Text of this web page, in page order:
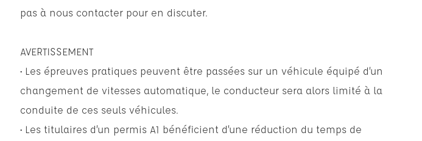
pas à nous contacter pour en discuter.
AVERTISSEMENT
• Les épreuves pratiques peuvent être passées sur un véhicule équipé d’un
changement de vitesses automatique, le conducteur sera alors limité à la
conduite de ces seuls véhicules.
• Les titulaires d’un permis A1 bénéficient d’une réduction du temps de